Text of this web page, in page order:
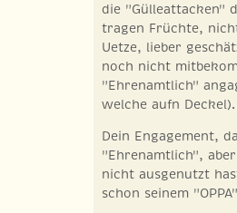
die "Gülleattacken"
tragen Früchte,
Uetze, lieber
noch nicht
"Ehrenamtlich"
welche aufn Deckel).
Dein Engagement,
"Ehrenamtlich",
nicht ausgenutzt
schon seinem